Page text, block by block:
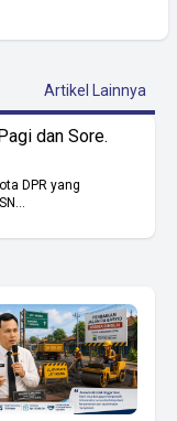
Artikel Lainnya
dan Sore.
DPR yang